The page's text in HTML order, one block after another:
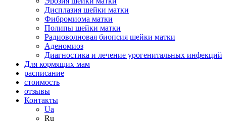
Дисплазия шейки матки
Фибромиома матки
Полипы шейки матки
Радиоволновая биопсия шейки матки
Аденомиоз
Диагностика и лечение урогенитальных инфекций
Для кормящих мам
расписание
стоимость
отзывы
Контакты
Ua
Ru